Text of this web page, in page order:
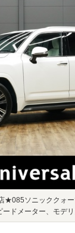
★085ソニッククォー
ドメーター、モデ